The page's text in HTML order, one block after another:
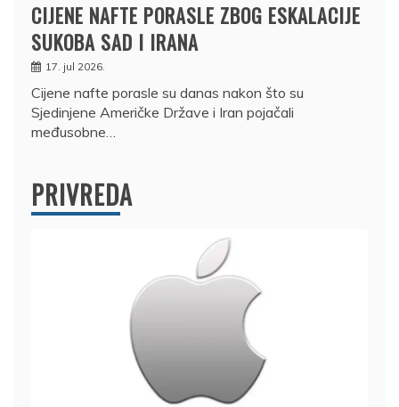
CIJENE NAFTE PORASLE ZBOG ESKALACIJE
SUKOBA SAD I IRANA
17. jul 2026.
Cijene nafte porasle su danas nakon što su
Sjedinjene Američke Države i Iran pojačali
međusobne…
PRIVREDA